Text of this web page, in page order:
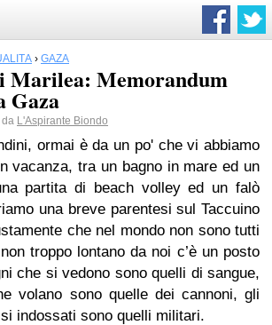
› GAZA
Marilea: Memorandum
Gaza
da L'Aspirante Biondo
ormai è da un po' che vi abbiamo
vacanza, tra un bagno in mare ed un
partita di beach volley ed un falò
una breve parentesi sul Taccuino
che nel mondo non sono tutti
troppo lontano da noi c’è un posto
che si vedono sono quelli di sangue,
volano sono quelle dei cannoni, gli
indossati sono quelli militari.